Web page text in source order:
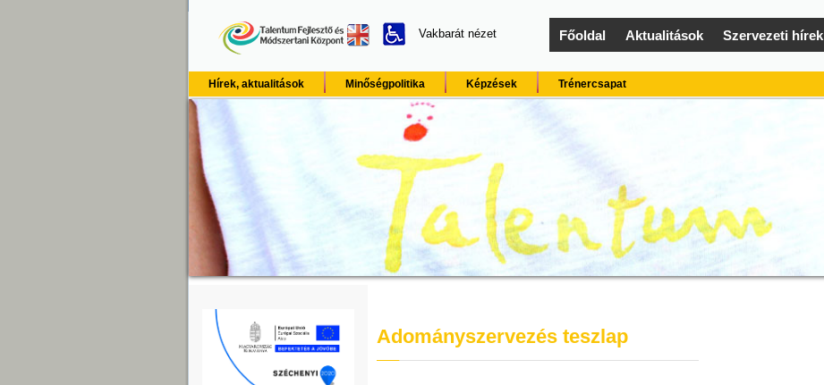
Főoldal Aktualitások Szervezeti hírek
Vakbarát nézet
Hírek, aktualitások Minőségpolitika Képzések Trénercsapat
Adományszervezés teszlap